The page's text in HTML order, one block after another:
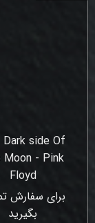
Dark side Of
Moon - Pink
Floyd
برای سفارش
بگیرید